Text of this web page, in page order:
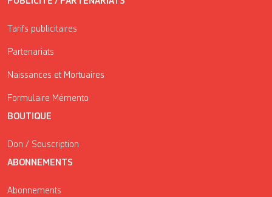
Tarifs publicitaires
Partenariats
Naissances et Mortuaires
Formulaire Mémento
BOUTIQUE
Don / Souscription
ABONNEMENTS
Abonnements